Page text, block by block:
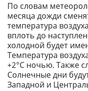
По словам
месяца дожди
температура
вплоть до
холодной будет
Температура
+2°С ночью. Также
Солнечные дни
Западной и